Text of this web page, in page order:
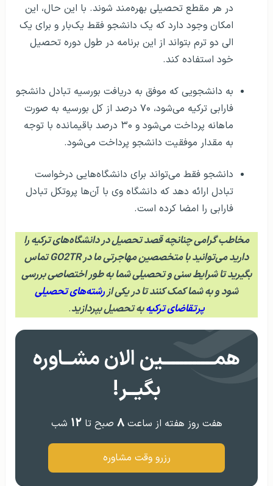
در هر مقطع تحصیلی بهره‌مند شوند. با این حال، این
امکان وجود دارد که یک دانشجو فقط یک‌بار و برای یک
الی دو ترم بتواند از این برنامه در طول دوره تحصیل
خود استفاده کند.
به دانشجویی که موفق به دریافت بورسیه تبادل دانشجو
فارابی ترکیه می‌شود، ۷۰ درصد از کل بورسیه به صورت
ماهانه پرداخت می‌شود و ۳۰ درصد باقیمانده با توجه
به مقدار موفقیت دانشجو پرداخت می‌شود.
دانشجو فقط می‌تواند برای دانشگاه‌هایی درخواست
تبادل ارائه دهد که دانشگاه وی با آن‌ها پروتکل تبادل
فارابی را امضا کرده‌ است.
مخاطب گرامی چنانچه قصد تحصیل در دانشگاه‌های ترکیه را
دارید می‌توانید با متخصصین مهاجرتی ما در GO2TR تماس
بگیرید تا شرایط سنی و تحصیلی شما به طور اختصاصی بررسی
شود و به شما کمک کنند تا در یکی ازرشته‌های تحصیلی
پرتقاضای ترکیهبه تحصیل بپردازید.
همــــــــــــین الان مشــاوره
بگیــر!
هفت روز هفته از ساعت۸ صبح تا۱۲ شب
رزرو وقت مشاوره